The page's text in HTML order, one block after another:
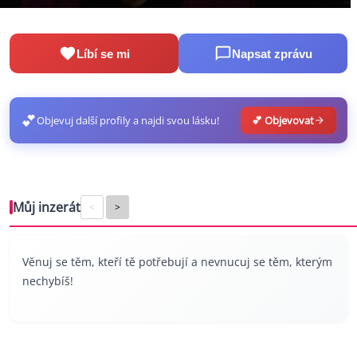
Líbí se mi Napsat zprávu
💕Objevuj další profily a najdi svou lásku! 💕 Objevovat
Můj inzerát < >
Věnuj se těm, kteří tě potřebují a nevnucuj se těm, kterým
nechybíš!